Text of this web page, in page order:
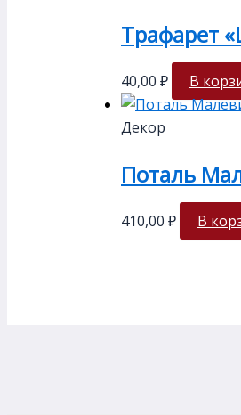
Трафарет
40,00 ₽ В
Декор
Поталь
410,00 ₽ В